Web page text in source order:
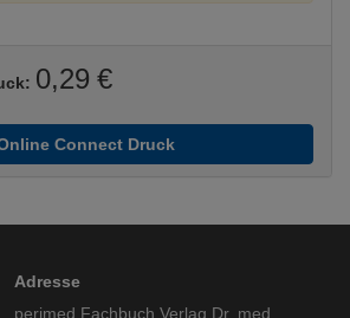
0,29 €
Connect Druck
Adresse
perimed Fachbuch Verlag Dr. med.